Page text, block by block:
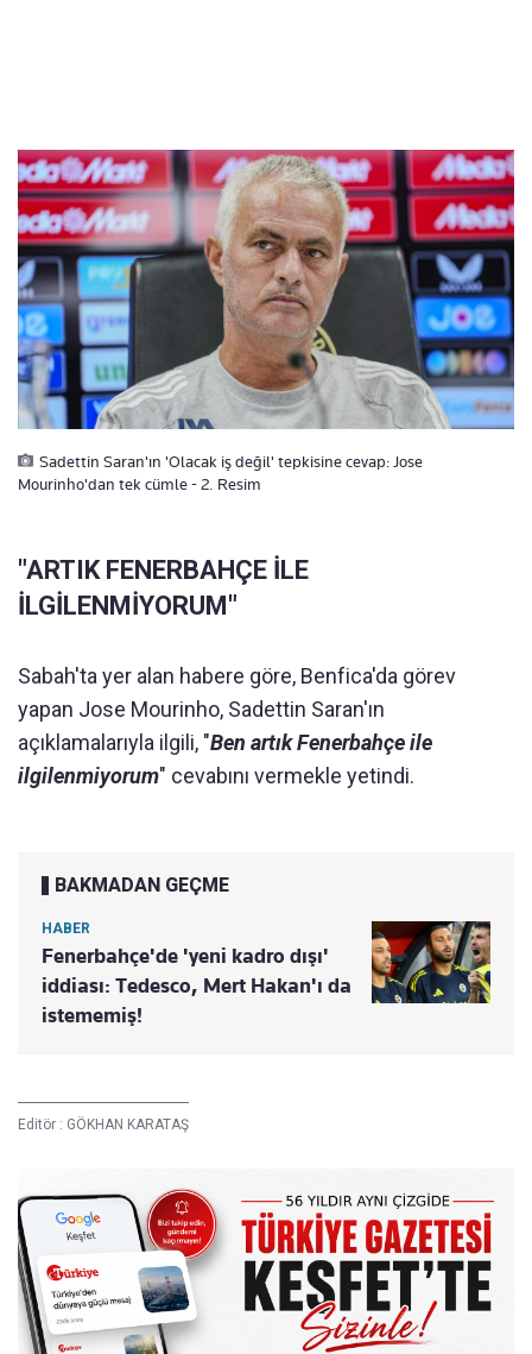
Sadettin Saran'ın 'Olacak iş değil' tepkisine cevap: Jose
Mourinho'dan tek cümle - 2. Resim
"ARTIK FENERBAHÇE İLE
İLGİLENMİYORUM"
Sabah'ta yer alan habere göre, Benfica'da görev
yapan Jose Mourinho, Sadettin Saran'ın
açıklamalarıyla ilgili, "Ben artık Fenerbahçe ile
ilgilenmiyorum" cevabını vermekle yetindi.
BAKMADAN GEÇME
HABER
Fenerbahçe'de 'yeni kadro dışı'
iddiası: Tedesco, Mert Hakan'ı da
istememiş!
Editör : GÖKHAN KARATAŞ